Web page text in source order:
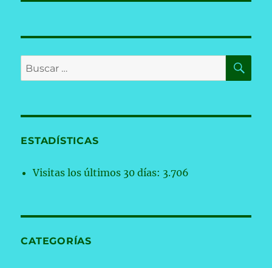
Buscar
por:
ESTADÍSTICAS
Visitas los últimos 30 días: 3.706
CATEGORÍAS